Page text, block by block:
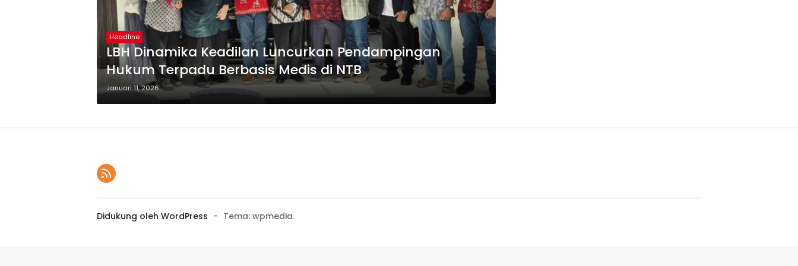
Headline
LBH Dinamika Keadilan Luncurkan Pendampingan
Hukum Terpadu Berbasis Medis di NTB
Januari 11, 2026
Didukung oleh WordPress - Tema: wpmedia.